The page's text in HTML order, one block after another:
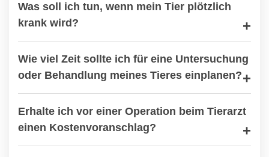
Was soll ich tun, wenn mein Tier plötzlich
krank wird?
Wie viel Zeit sollte ich für eine Untersuchung
oder Behandlung meines Tieres einplanen?
Erhalte ich vor einer Operation beim Tierarzt
einen Kostenvoranschlag?